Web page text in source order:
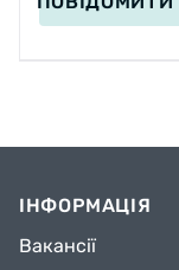
ІНФОРМАЦІЯ
Вакансії